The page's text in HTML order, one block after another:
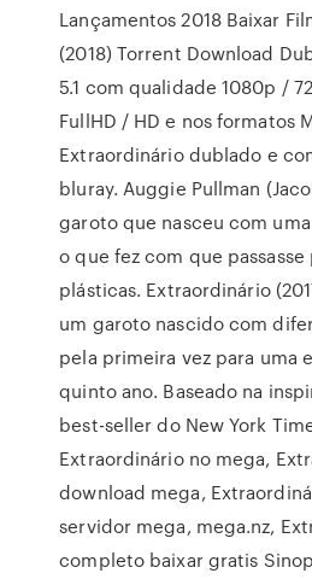
Lançamentos 2018 Baixar
(2018) Torrent Download
5.1 com qualidade 1080p /
FullHD / HD e nos formatos
Extraordinário dublado e
bluray. Auggie Pullman
garoto que nasceu com
o que fez com que
plásticas. Extraordinário
um garoto nascido com
pela primeira vez para uma
quinto ano. Baseado na
best-seller do New York
Extraordinário no mega,
download mega,
servidor mega, mega.nz,
completo baixar gratis